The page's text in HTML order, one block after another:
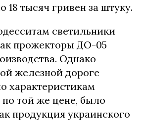
18 тысяч гривен за штуку.
светильники
прожекторы ДО-05
Однако
железной дороге
характеристикам
по той же цене, было
продукция украинского